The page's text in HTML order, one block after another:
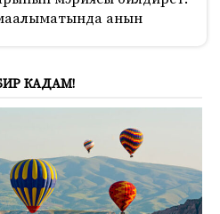
анын
КАДАМ!